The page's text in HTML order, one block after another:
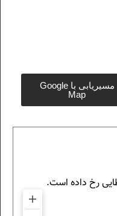
مسیریابی با Google
Map